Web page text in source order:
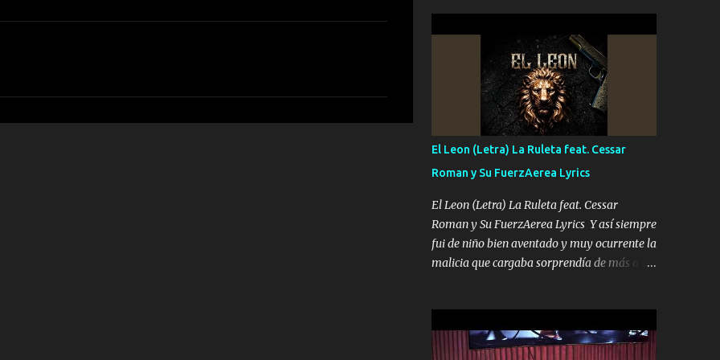
conciertos más que llenar Se mueven solo
por el interés P...
inteligente junto con su hermano el TRES
blindado el Estado tiene andan ESPERANDO
al UNO QUE PRONTO ESTARÁ PRESENTE
Que no falten las bucanas ni tampoco las
mujeres porque es platica de grandes por eso
hay que estar alegres doy las instrucciones
para atender los deberes Música Si es que
salta algún problema de confianza tengo
gente ahí está el Hombre Cuarenta y
también Pariente 7 arreglan cualquier
problema no más es cuestión que ordené
NOS HACE FALTA UN HERMANO DE CLAVE
SIEMPRE VIO POR LA FAMILIA PARA QUE
SIGA EL LEGADO Es el DOS de los
HERMANOS un cerebro inteligente y com...
El Leon (Letra) La Ruleta feat. Cessar
Roman y Su FuerzAerea Lyrics
El Leon (Letra) La Ruleta feat. Cessar
Roman y Su FuerzAerea Lyrics Y así siempre
fui de niño bien aventado y muy ocurrente la
malicia que cargaba sorprendía de más a la
Tranquilo me la navego ando en lo mío sin